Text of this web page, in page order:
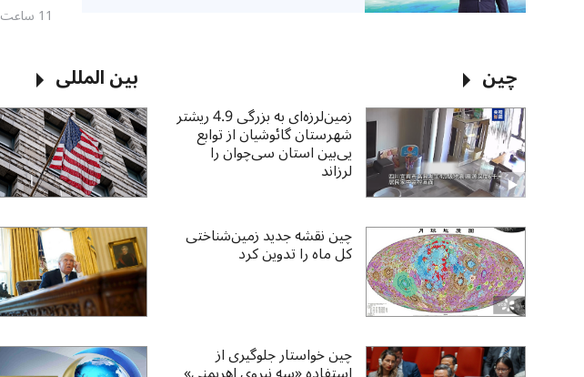
11 ساعت پیش
چین
زمین‌لرزه‌ای به بزرگی 4.9 ریشتر
شهرستان گائوشیان از توابع
یی‌بین استان سی‌چوان را
لرزاند
چین نقشه جدید زمین‌شناختی
کل ماه را تدوین کرد
چین خواستار جلوگیری از
بین المللی